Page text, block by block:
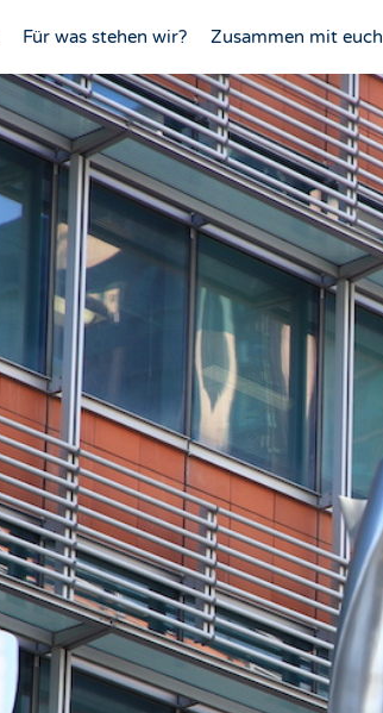
Für was stehen wir? Zusammen mit euch